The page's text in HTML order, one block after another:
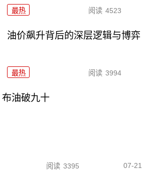
最热 阅读 4523
油价飙升背后的深层逻辑与博弈
最热 阅读 3994
油破九十
阅读 3395 07-21